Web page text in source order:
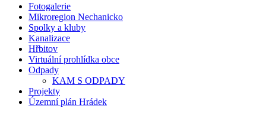
Fotogalerie
Mikroregion Nechanicko
Spolky a kluby
Kanalizace
Hřbitov
Virtuální prohlídka obce
Odpady
KAM S ODPADY
Projekty
Územní plán Hrádek